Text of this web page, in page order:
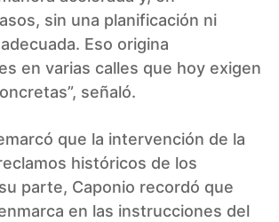
sin una planificación ni
Eso origina
en varias calles que hoy exigen
señaló.
que la intervención de la
históricos de los
parte, Caponio recordó que
en las instrucciones del